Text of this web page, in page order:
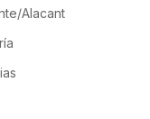
Alacant